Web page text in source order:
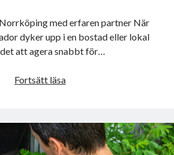
med erfaren partner När
dyker upp i en bostad eller lokal
att agera snabbt för…
Fortsätt läsaSanering,
energideklaration
i
Norrköping